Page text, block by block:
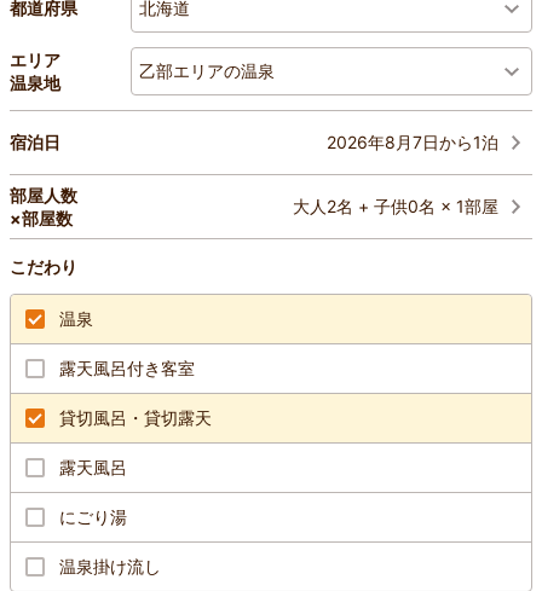
都道府県 北海道
エリア
温泉地
乙部エリアの温泉
宿泊日 2026年8月7日から1泊
部屋人数
×部屋数
大人2名 + 子供0名 × 1部屋
こだわり
温泉
露天風呂付き客室
貸切風呂・貸切露天
露天風呂
にごり湯
温泉掛け流し